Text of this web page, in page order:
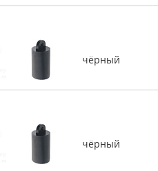
чёрный
чёрный